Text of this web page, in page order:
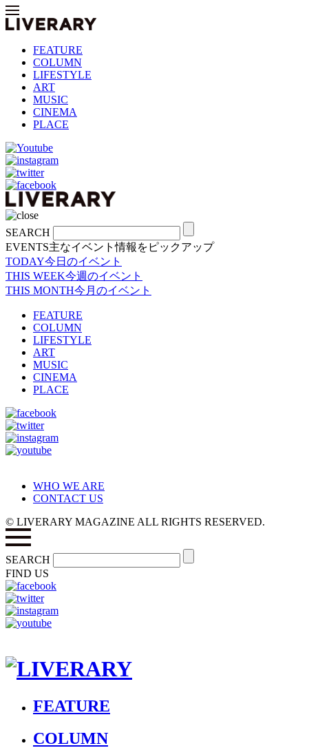
FEATURE
COLUMN
LIFESTYLE
ART
MUSIC
CINEMA
PLACE
SEARCH
EVENTS主なイベント情報をピックアップ
TODAY今日のイベント
THIS WEEK今週のイベント
THIS MONTH今月のイベント
FEATURE
COLUMN
LIFESTYLE
ART
MUSIC
CINEMA
PLACE
WHO WE ARE
CONTACT US
© LIVERARY MAGAZINE ALL RIGHTS RESERVED.
SEARCH
FIND US
FEATURE
COLUMN